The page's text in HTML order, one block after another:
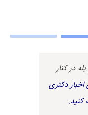
در کنار
دکتری
کنید.